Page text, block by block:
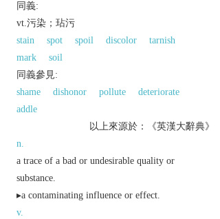
同義:
vt.污染；玷污
stain
spot spoil discolor
tarnish
mark
soil
同義參見:
shame
dishonor pollute
deteriorate
addle
以上來源於：《英漢大辭典》
n.
a trace of a bad or undesirable quality or
substance.
▸a contaminating influence or effect.
v.